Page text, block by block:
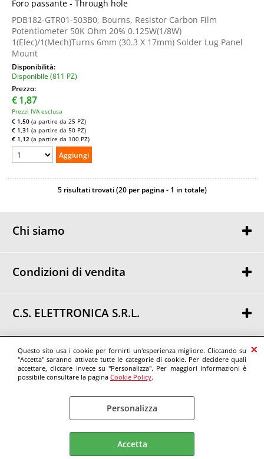
Questo sito usa i cookie per fornirti un'esperienza migliore. Cliccando su
"Accetta" saranno attivate tutte le categorie di cookie. Per decidere quali
accettare, cliccare invece su "Personalizza". Per maggiori informazioni è
possibile consultare la pagina Cookie Policy.
Personalizza
Accetta
Foro passante - Through hole
PDB182-GTR01-503B0, Bourns, Resistor Carbon Film
Potentiometer 50K Ohm 20% 0.125W(1/8W)
1(Elec)/1(Mech)Turns 6mm (30.3 X 17mm) Solder Lug Panel
Mount
Disponibilità:
Disponibile (811 PZ)
Prezzo:
€1,87
Prezzi IVA esclusa
€ 1,50 (a partire da 25 PZ)
€ 1,31 (a partire da 50 PZ)
€ 1,12 (a partire da 100 PZ)
5 risultati trovati (20 per pagina - 1 in totale)
Chi siamo
Condizioni di vendita
C.S. ELETTRONICA S.R.L.
Tel. 0546 46307 - Fax 0546 46371
P.IVA: 02219890395
info@cselettronica.net
Cookie Policy